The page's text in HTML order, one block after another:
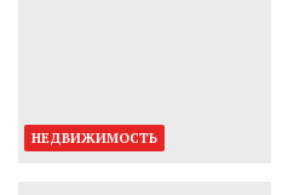
НЕДВИЖИМОСТЬ